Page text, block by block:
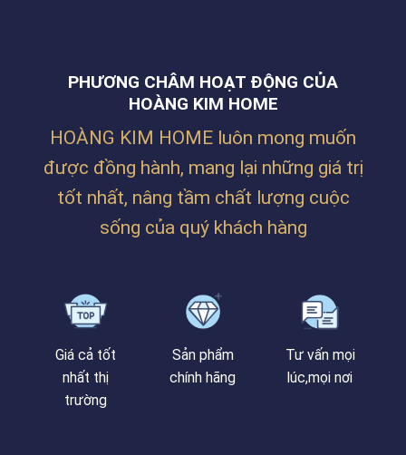
PHƯƠNG CHÂM HOẠT ĐỘNG CỦA
HOÀNG KIM HOME
HOÀNG KIM HOME luôn mong muốn
được đồng hành, mang lại những giá trị
tốt nhất, nâng tầm chất lượng cuộc
sống của quý khách hàng
Giá cả tốt
nhất thị
trường
Sản phẩm
chính hãng
Tư vấn mọi
lúc,mọi nơi